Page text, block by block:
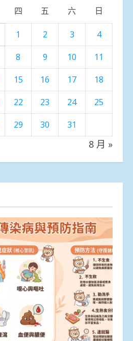
四 五 六 日
1 2 3
4
8 9 10
11
15 16 17
18
22 23 24
25
29 30 31
8 月 »